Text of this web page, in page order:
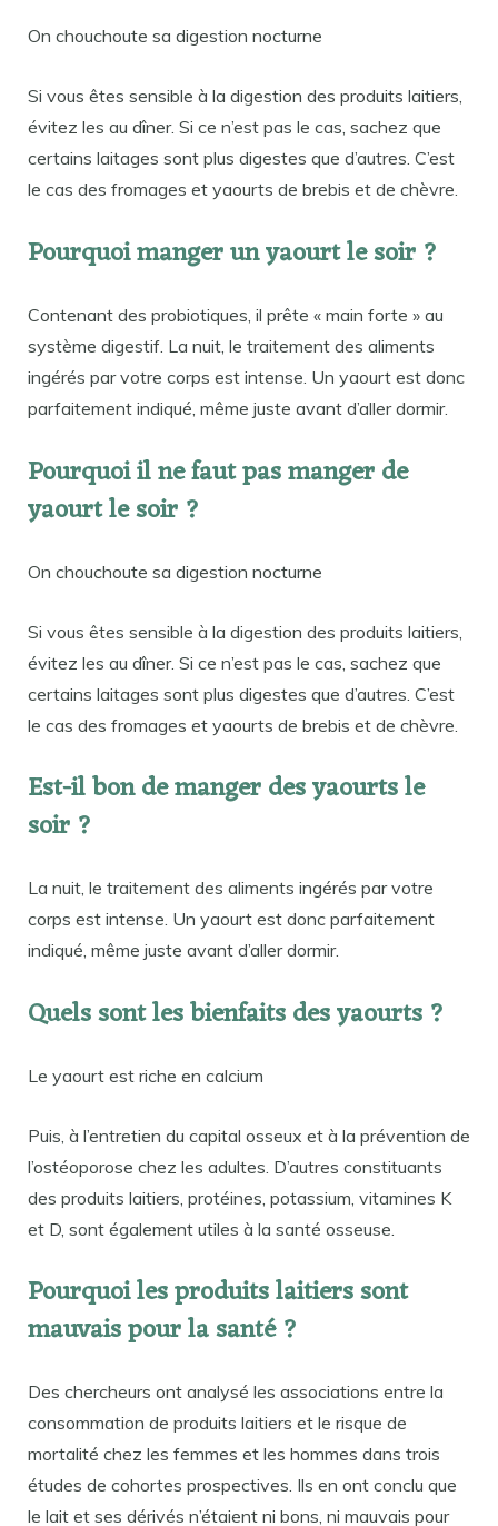
On chouchoute sa digestion nocturne
Si vous êtes sensible à la digestion des produits laitiers,
évitez les au dîner. Si ce n’est pas le cas, sachez que
certains laitages sont plus digestes que d’autres. C’est
le cas des fromages et yaourts de brebis et de chèvre.
Pourquoi manger un yaourt le soir ?
Contenant des probiotiques, il prête « main forte » au
système digestif. La nuit, le traitement des aliments
ingérés par votre corps est intense. Un yaourt est donc
parfaitement indiqué, même juste avant d’aller dormir.
Pourquoi il ne faut pas manger de
yaourt le soir ?
On chouchoute sa digestion nocturne
Si vous êtes sensible à la digestion des produits laitiers,
évitez les au dîner. Si ce n’est pas le cas, sachez que
certains laitages sont plus digestes que d’autres. C’est
le cas des fromages et yaourts de brebis et de chèvre.
Est-il bon de manger des yaourts le
soir ?
La nuit, le traitement des aliments ingérés par votre
corps est intense. Un yaourt est donc parfaitement
indiqué, même juste avant d’aller dormir.
Quels sont les bienfaits des yaourts ?
Le yaourt est riche en calcium
Puis, à l’entretien du capital osseux et à la prévention de
l’ostéoporose chez les adultes. D’autres constituants
des produits laitiers, protéines, potassium, vitamines K
et D, sont également utiles à la santé osseuse.
Pourquoi les produits laitiers sont
mauvais pour la santé ?
Des chercheurs ont analysé les associations entre la
consommation de produits laitiers et le risque de
mortalité chez les femmes et les hommes dans trois
études de cohortes prospectives. Ils en ont conclu que
le lait et ses dérivés n’étaient ni bons, ni mauvais pour